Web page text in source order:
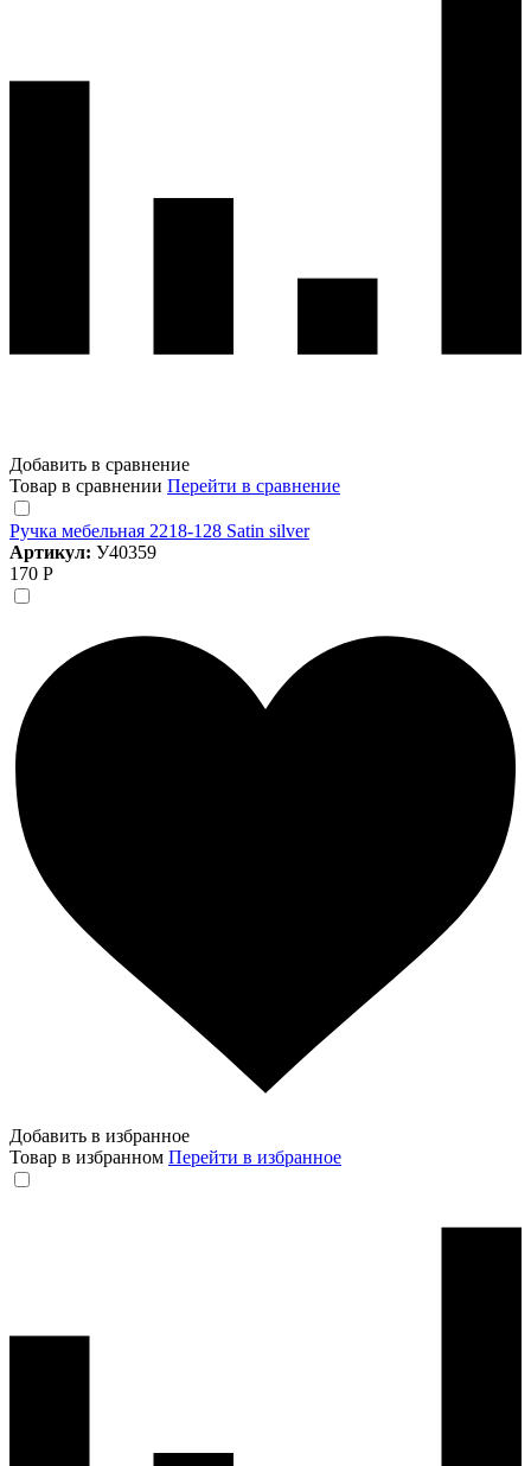
Добавить в сравнение
Товар в сравнении Перейти в сравнение
Ручка мебельная 2218-128 Satin silver
Артикул: У40359
170 Р
Добавить в избранное
Товар в избранном Перейти в избранное